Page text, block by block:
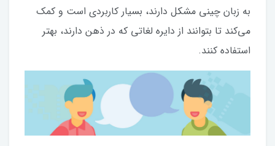
به زبان چینی مشکل دارند، بسیار کاربردی است و کمک
می‌کند تا بتوانند از دایره لغاتی که در ذهن دارند، بهتر
استفاده کنند.